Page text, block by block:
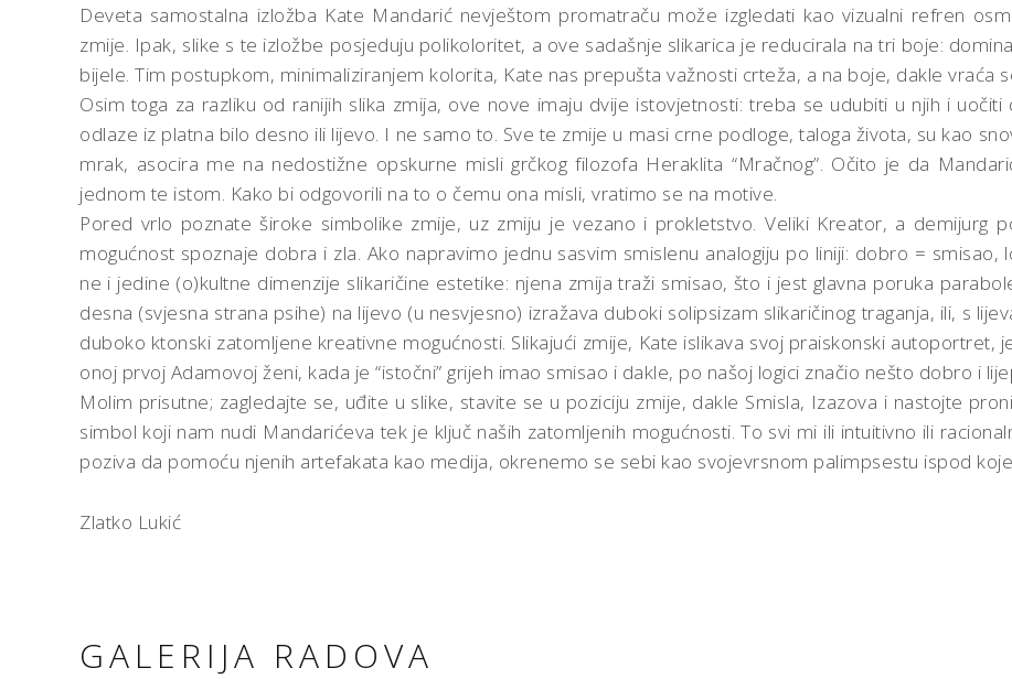
Deveta samostalna izložba Kate Mandarić nevještom promatraču može izgledati kao vizualni refren
zmije. Ipak, slike s te izložbe posjeduju polikoloritet, a ove sadašnje slikarica je reducirala na tri boje:
bijele. Tim postupkom, minimaliziranjem kolorita, Kate nas prepušta važnosti crteža, a na boje, dakle vraća
Osim toga za razliku od ranijih slika zmija, ove nove imaju dvije istovjetnosti: treba se udubiti u njih i
odlaze iz platna bilo desno ili lijevo. I ne samo to. Sve te zmije u masi crne podloge, taloga života, su kao
mrak, asocira me na nedostižne opskurne misli grčkog filozofa Heraklita “Mračnog”. Očito je da
jednom te istom. Kako bi odgovorili na to o čemu ona misli, vratimo se na motive.
Pored vrlo poznate široke simbolike zmije, uz zmiju je vezano i prokletstvo. Veliki Kreator, a demijurg
mogućnost spoznaje dobra i zla. Ako napravimo jednu sasvim smislenu analogiju po liniji: dobro =
ne i jedine (o)kultne dimenzije slikaričine estetike: njena zmija traži smisao, što i jest glavna poruka
desna (svjesna strana psihe) na lijevo (u nesvjesno) izražava duboki solipsizam slikaričinog traganja, ili, s
duboko ktonski zatomljene kreativne mogućnosti. Slikajući zmije, Kate islikava svoj praiskonski autoportret,
onoj prvoj Adamovoj ženi, kada je “istočni” grijeh imao smisao i dakle, po našoj logici značio nešto dobro i
Molim prisutne; zagledajte se, uđite u slike, stavite se u poziciju zmije, dakle Smisla, Izazova i nastojte
simbol koji nam nudi Mandarićeva tek je ključ naših zatomljenih mogućnosti. To svi mi ili intuitivno ili
poziva da pomoću njenih artefakata kao medija, okrenemo se sebi kao svojevrsnom palimpsestu ispod
Zlatko Lukić
GALERIJA RADOVA